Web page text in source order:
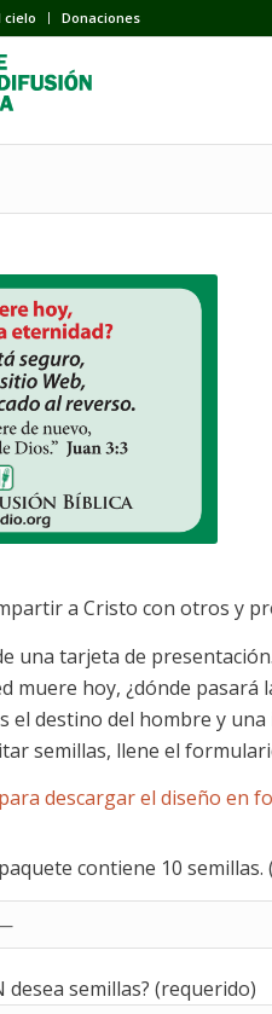
cielo Donaciones
a Cristo con otros y
una tarjeta de
muere hoy, ¿dónde
el destino del hombre y
semillas, llene el
descargar el diseño en
contiene 10
semillas? (requerido)